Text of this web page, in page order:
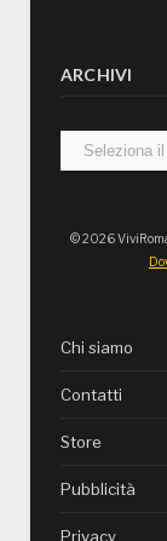
ARCHIVI
Archivi
© 2026
Chi siamo
Contatti
Store
Pubblicità
Privacy